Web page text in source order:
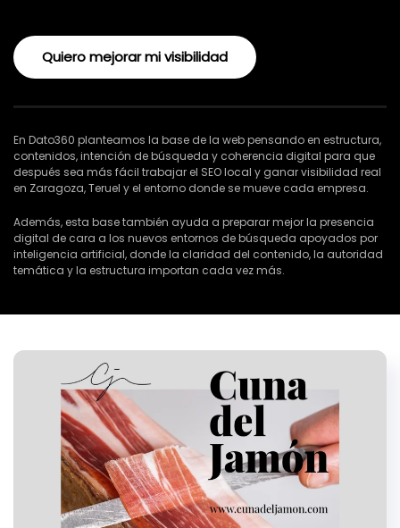
Quiero mejorar mi visibilidad
En Dato360 planteamos la base de la web pensando en estructura,
contenidos, intención de búsqueda y coherencia digital para que
después sea más fácil trabajar el SEO local y ganar visibilidad real
en Zaragoza, Teruel y el entorno donde se mueve cada empresa.
Además, esta base también ayuda a preparar mejor la presencia
digital de cara a los nuevos entornos de búsqueda apoyados por
inteligencia artificial, donde la claridad del contenido, la autoridad
temática y la estructura importan cada vez más.